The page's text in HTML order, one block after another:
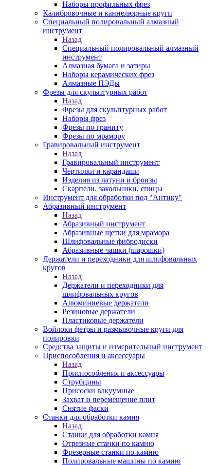
Наборы профильных фрез
Калибровочные и каннелюрные круги
Специальный полировальный алмазный
инструмент
Назад
Специальный полировальный алмазный
инструмент
Алмазная бумага и затиры
Наборы керамических фрез
Алмазные ПЭДы
Фрезы для скульптурных работ
Назад
Фрезы для скульптурных работ
Наборы фрез
Фрезы по граниту
Фрезы по мрамору
Гравировальный инструмент
Назад
Гравировальный инструмент
Чертилки и карандаши
Изделия из латуни и бронзы
Скарпели, закольники, спицы
Инструмент для обработки под "Антику"
Абразивный инструмент
Назад
Абразивный инструмент
Абразивные щетки для мрамора
Шлифовальные фибродиски
Абразивные чашки (шарошки)
Держатели и переходники для шлифовальных
кругов
Назад
Держатели и переходники для
шлифовальных кругов
Алюминиевые держатели
Резиновые держатели
Пластиковые держатели
Войлоки фетры и размывочные круги для
полировки
Средства защиты и измерительный инструмент
Приспособления и аксессуары
Назад
Приспособления и аксессуары
Струбцины
Присоски вакуумные
Захват и перемещение плит
Снятие фаски
Станки для обработки камня
Назад
Станки для обработки камня
Отрезные станки по камню
Фрезерные станки по камню
Полировальные машины по камню